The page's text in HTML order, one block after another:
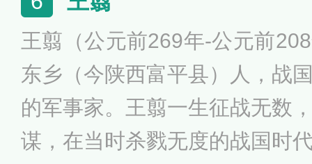
柳公权、欧阳询并称为“楷书四
称“颜柳”，被称为“颜筋柳骨”
镜源》、《礼乐集》、《吴
《临川集》，均佚。宋人辑有
王翦（公元前269年-公元前
东乡（今陕西富平县）人，战
的军事家。王翦一生征战无数
谋，在当时杀戮无度的战国时